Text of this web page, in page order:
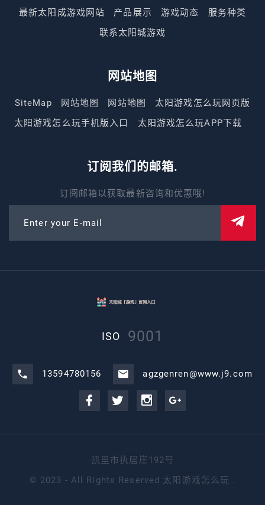
最新太阳成游戏网站 产品展示 游戏动态
服务种类
联系太阳城游戏
网站地图
SiteMap 网站地图 网站地图
太阳游戏怎么玩网页版
太阳游戏怎么玩手机版入口
太阳游戏怎么玩APP下载
订阅我们的邮箱.
订阅邮箱以获取最新咨询和优惠哦!
Enter your E-mail
ISO 9001
13594780156 agzgenren@www.j9.com
凯里市执居崖192号
© 2023 - All Rights Reserved 太阳游戏怎么玩 .